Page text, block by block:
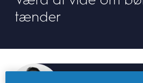
tænder